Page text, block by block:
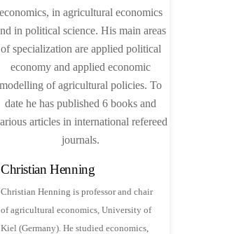
Christian Henning
Christian Henning is professor and chair
of agricultural economics, University of
Kiel (Germany). He studied economics,